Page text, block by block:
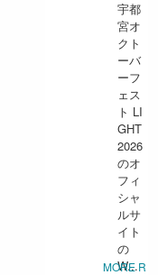
宇都
宮オ
クト
ーバ
ーフ
ェス
ト LI
GHT
2026
のオ
フィ
シャ
ルサ
イト
の
W...
MORE R